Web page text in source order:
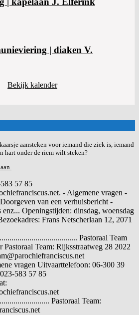
| diaken V.
Bekijk kalender
aansteken voor iemand die ziek is, iemand
hart onder de riem wilt steken?
57 85
- Algemene vragen -
van een verhuisbericht -
Openingstijden: dinsdag, woensdag
Frans Netscherlaan 12, 2071
Pastoraal Team
Pastoraal Team: Rijksstraatweg 28 2022
vragen Uitvaarttelefoon: 06-300 39
583 57 85
Pastoraal Team: